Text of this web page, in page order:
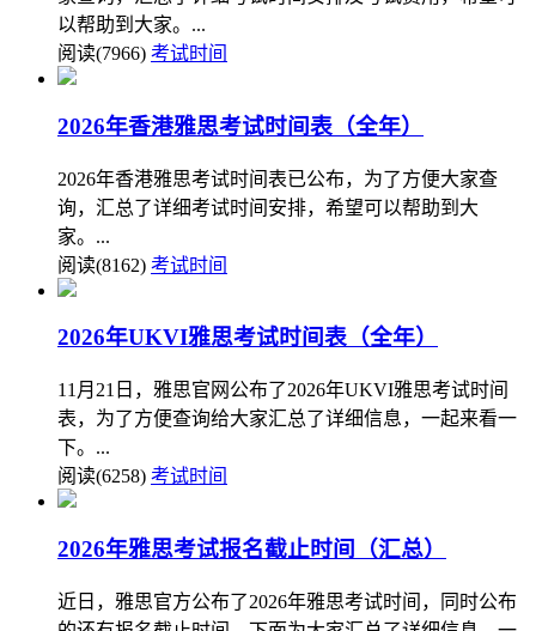
以帮助到大家。...
阅读(7966) 考试时间
2026年香港雅思考试时间表（全年）
2026年香港雅思考试时间表已公布，为了方便大家查
询，汇总了详细考试时间安排，希望可以帮助到大
家。...
阅读(8162) 考试时间
2026年UKVI雅思考试时间表（全年）
11月21日，雅思官网公布了2026年UKVI雅思考试时间
表，为了方便查询给大家汇总了详细信息，一起来看一
下。...
阅读(6258) 考试时间
2026年雅思考试报名截止时间（汇总）
近日，雅思官方公布了2026年雅思考试时间，同时公布